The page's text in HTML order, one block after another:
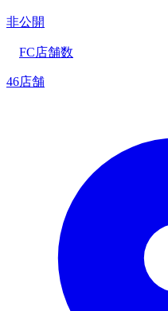
非公開
FC店舗数
46店舗